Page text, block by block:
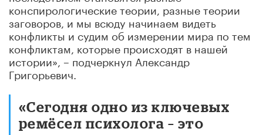
конспирологические теории, разные теории
заговоров, и мы всюду начинаем видеть
конфликты и судим об измерении мира по тем
конфликтам, которые происходят в нашей
истории», – подчеркнул Александр
Григорьевич.
«Сегодня одно из ключевых
ремёсел психолога – это